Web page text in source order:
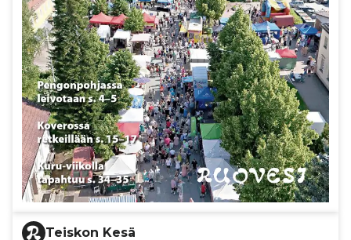
Teiskon Kesä